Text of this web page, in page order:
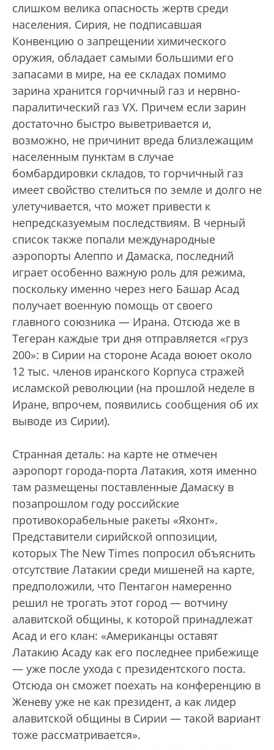
слишком велика опасность жертв среди
населения. Сирия, не подписавшая
Конвенцию о запрещении химического
оружия, обладает самыми большими его
запасами в мире, на ее складах помимо
зарина хранится горчичный газ и нервно-
паралитический газ VX. Причем если зарин
достаточно быстро выветривается и,
возможно, не причинит вреда близлежащим
населенным пунктам в случае
бомбардировки складов, то горчичный газ
имеет свойство стелиться по земле и долго не
улетучивается, что может привести к
непредсказуемым последствиям. В черный
список также попали международные
аэропорты Алеппо и Дамаска, последний
играет особенно важную роль для режима,
поскольку именно через него Башар Асад
получает военную помощь от своего
главного союзника — Ирана. Отсюда же в
Тегеран каждые три дня отправляется «груз
200»: в Сирии на стороне Асада воюет около
12 тыс. членов иранского Корпуса стражей
исламской революции (на прошлой неделе в
Иране, впрочем, появились сообщения об их
выводе из Сирии).
Странная деталь: на карте не отмечен
аэропорт города-порта Латакия, хотя именно
там размещены поставленные Дамаску в
позапрошлом году российские
противокорабельные ракеты «Яхонт».
Представители сирийской оппозиции,
которых The New Times попросил объяснить
отсутствие Латакии среди мишеней на карте,
предположили, что Пентагон намеренно
решил не трогать этот город — вотчину
алавитской общины, к которой принадлежат
Асад и его клан: «Американцы оставят
Латакию Асаду как его последнее прибежище
— уже после ухода с президентского поста.
Отсюда он сможет поехать на конференцию в
Женеву уже не как президент, а как лидер
алавитской общины в Сирии — такой вариант
тоже рассматривается».